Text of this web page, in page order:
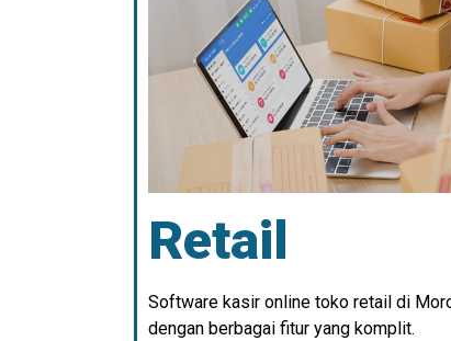
Retail
Software kasir online toko retail di
dengan berbagai fitur yang komplit.